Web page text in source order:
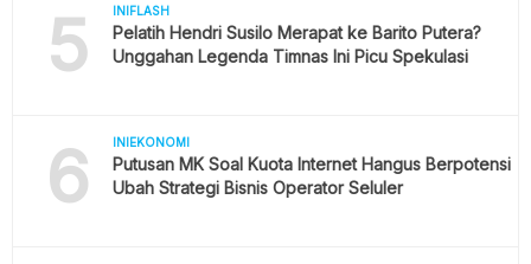
5 INIFLASH
Pelatih Hendri Susilo Merapat ke Barito Putera?
Unggahan Legenda Timnas Ini Picu Spekulasi
6 INIEKONOMI
Putusan MK Soal Kuota Internet Hangus Berpotensi
Ubah Strategi Bisnis Operator Seluler